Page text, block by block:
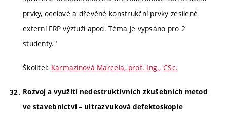
prvky, ocelové a dřevěné konstrukční prvky zesílené
externí FRP výztuží apod. Téma je vypsáno pro 2
studenty."
Školitel: Karmazínová Marcela, prof. Ing., CSc.
Rozvoj a využití nedestruktivních zkušebních metod
ve stavebnictví – ultrazvuková defektoskopie